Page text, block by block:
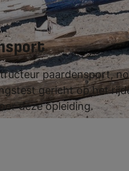
paardensport,
gericht op het
deze opleiding.